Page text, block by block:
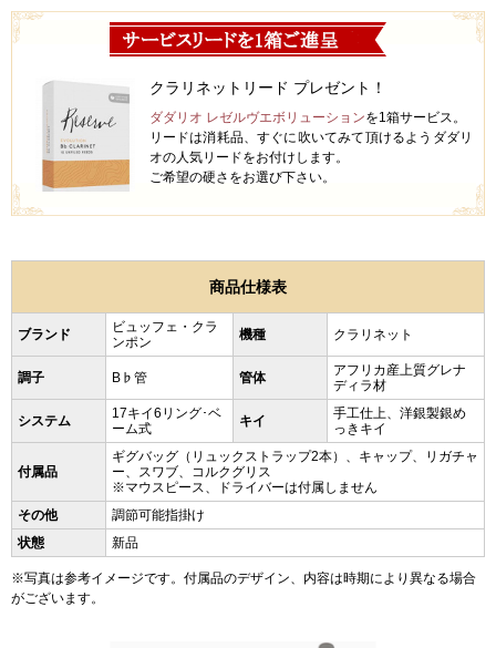
クラリネットリード プレゼント！
ダダリオ レゼルヴエボリューションを1箱サービス。
リードは消耗品、すぐに吹いてみて頂けるようダダリ
オの人気リードをお付けします。
ご希望の硬さをお選び下さい。
商品仕様表
ブランド
ビュッフェ・クラ
ンポン
機種 クラリネット
調子 B♭管 管体
アフリカ産上質グレナ
ディラ材
システム
17キイ6リング･ベ
ーム式
キイ
手工仕上、洋銀製銀め
っきキイ
付属品
ギグバッグ（リュックストラップ2本）、キャップ、リガチャ
ー、スワブ、コルクグリス
※マウスピース、ドライバーは付属しません
その他
調節可能指掛け
状態
新品
※写真は参考イメージです。付属品のデザイン、内容は時期により異なる場合
がございます。